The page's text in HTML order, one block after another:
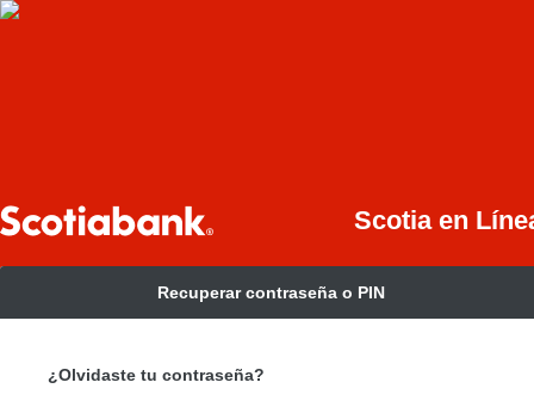
Scotia en
Recuperar contraseña o PIN
¿Olvidaste tu contraseña?